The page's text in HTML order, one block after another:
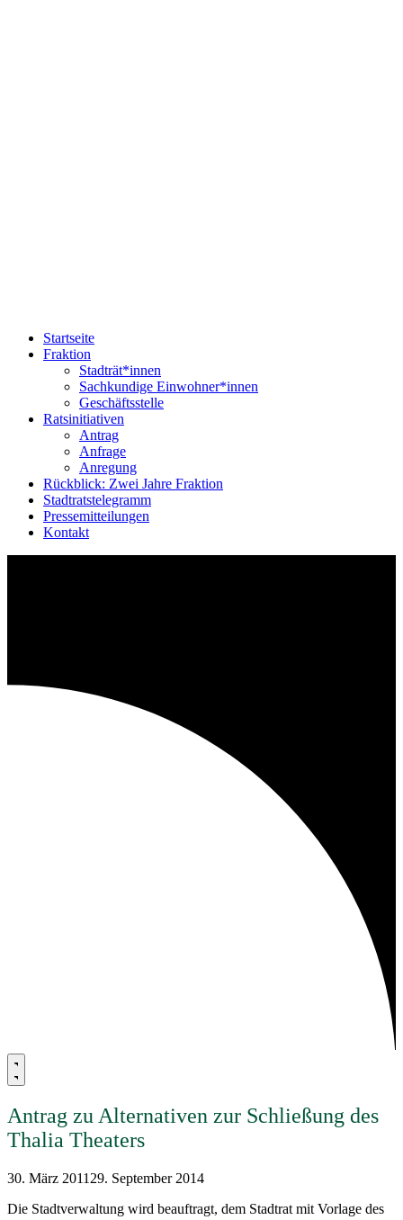
Startseite
Fraktion
Stadträt*innen
Sachkundige Einwohner*innen
Geschäftsstelle
Ratsinitiativen
Antrag
Anfrage
Anregung
Rückblick: Zwei Jahre Fraktion
Stadtratstelegramm
Pressemitteilungen
Kontakt
Antrag zu Alternativen zur Schließung des
Thalia Theaters
30. März 2011 29. September 2014
Die Stadtverwaltung wird beauftragt, dem Stadtrat mit Vorlage des